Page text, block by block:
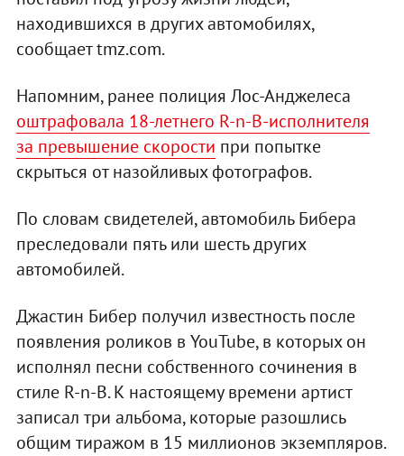
находившихся в других автомобилях,
сообщает tmz.com.
Напомним, ранее полиция Лос-Анджелеса
оштрафовала 18-летнего R-n-B-исполнителя
за превышение скорости при попытке
скрыться от назойливых фотографов.
По словам свидетелей, автомобиль Бибера
преследовали пять или шесть других
автомобилей.
Джастин Бибер получил известность после
появления роликов в YouTube, в которых он
исполнял песни собственного сочинения в
стиле R-n-B. К настоящему времени артист
записал три альбома, которые разошлись
общим тиражом в 15 миллионов экземпляров.